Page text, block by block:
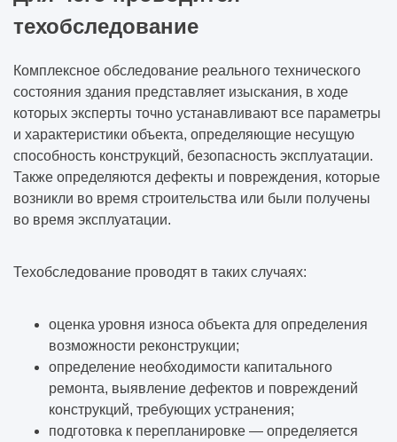
техобследование
Комплексное обследование реального технического
состояния здания представляет изыскания, в ходе
которых эксперты точно устанавливают все параметры
и характеристики объекта, определяющие несущую
способность конструкций, безопасность эксплуатации.
Также определяются дефекты и повреждения, которые
возникли во время строительства или были получены
во время эксплуатации.
Техобследование проводят в таких случаях:
оценка уровня износа объекта для определения
возможности реконструкции;
определение необходимости капитального
ремонта, выявление дефектов и повреждений
конструкций, требующих устранения;
подготовка к перепланировке — определяется